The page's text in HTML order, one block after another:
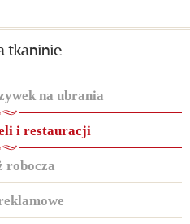
tkaninie
na ubrania
i restauracji
robocza